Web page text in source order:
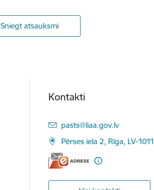
Sniegt atsauksmi
Kontakti
E-pasts:
pasts@liaa.gov.lv
Pērses iela 2, Rīga, LV-1011